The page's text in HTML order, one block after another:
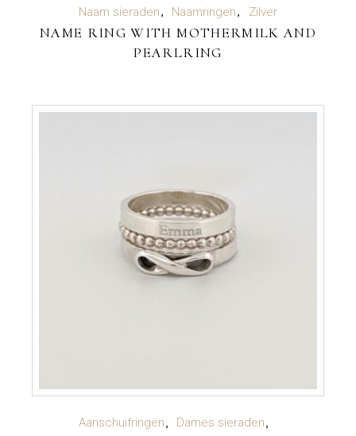
Naam sieraden
Naamringen Zilver
NAME RING WITH MOTHERMILK AND
PEARLRING
LEES VERDER
Aanschuifringen
Dames sieraden